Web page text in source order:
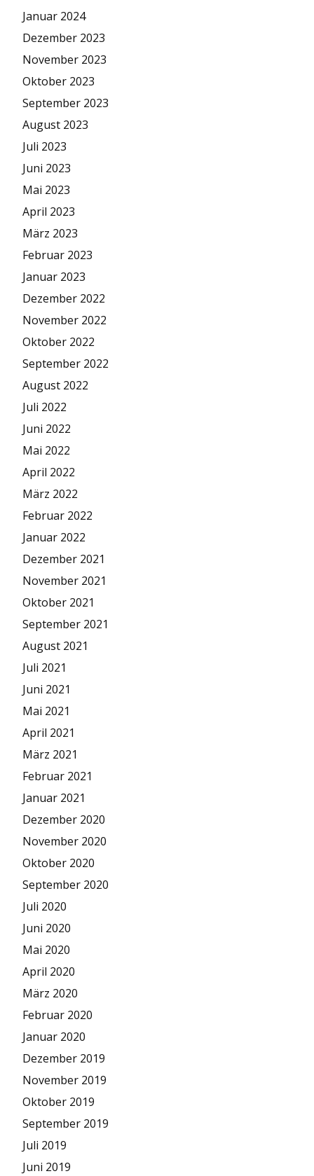
Januar 2024
Dezember 2023
November 2023
Oktober 2023
September 2023
August 2023
Juli 2023
Juni 2023
Mai 2023
April 2023
März 2023
Februar 2023
Januar 2023
Dezember 2022
November 2022
Oktober 2022
September 2022
August 2022
Juli 2022
Juni 2022
Mai 2022
April 2022
März 2022
Februar 2022
Januar 2022
Dezember 2021
November 2021
Oktober 2021
September 2021
August 2021
Juli 2021
Juni 2021
Mai 2021
April 2021
März 2021
Februar 2021
Januar 2021
Dezember 2020
November 2020
Oktober 2020
September 2020
Juli 2020
Juni 2020
Mai 2020
April 2020
März 2020
Februar 2020
Januar 2020
Dezember 2019
November 2019
Oktober 2019
September 2019
Juli 2019
Juni 2019